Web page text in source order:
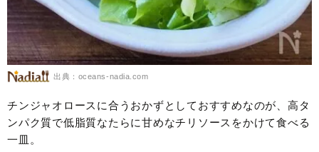
出典：oceans-nadia.com
チンジャオロースに合うおかずとしておすすめなのが、高タ
ンパク質で低脂質なたらに甘めなチリソースをかけて食べる
一皿。